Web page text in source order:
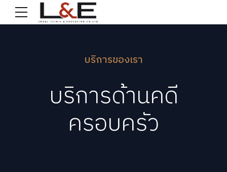
บริการของเรา
บริการด้านคดี
ครอบครัว